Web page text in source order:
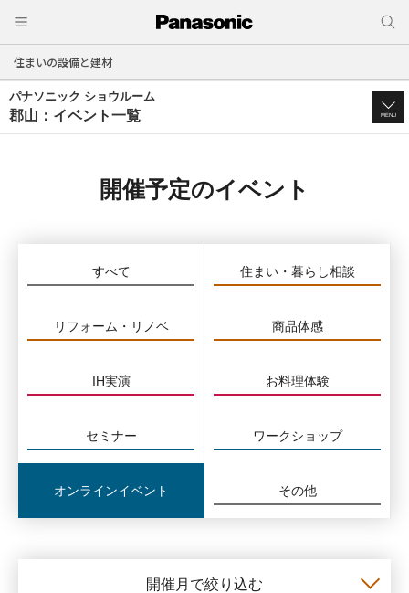
住まいの設備と建材
パナソニック ショウルーム
郡山：イベント一覧 MENU
開催予定のイベント
すべて 住まい・暮らし相談
リフォーム・リノベ 商品体感
IH実演 お料理体験
セミナー ワークショップ
オンラインイベント その他
開催月で絞り込む